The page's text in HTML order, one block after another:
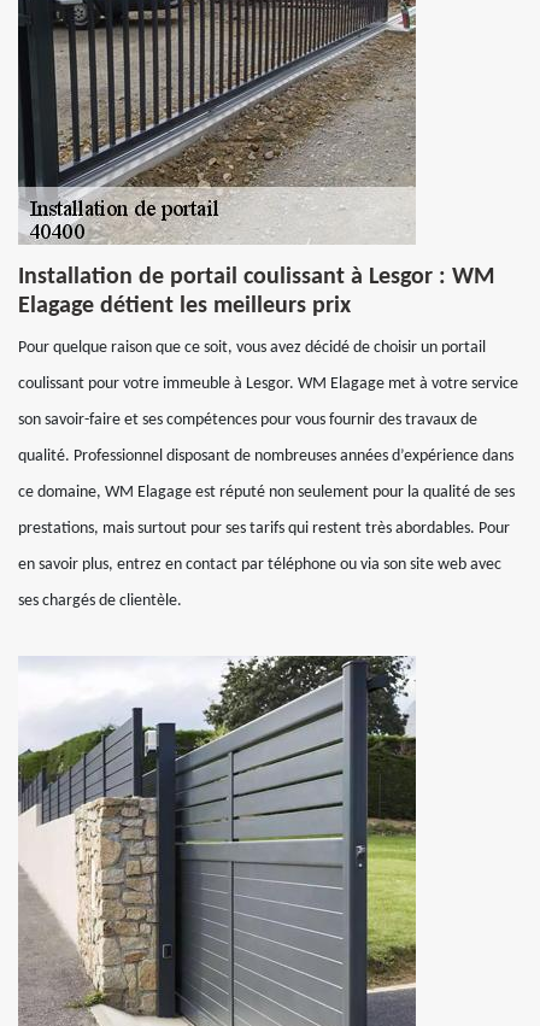
Installation de portail coulissant à Lesgor : WM
Elagage détient les meilleurs prix
Pour quelque raison que ce soit, vous avez décidé de choisir un portail
coulissant pour votre immeuble à Lesgor. WM Elagage met à votre service
son savoir-faire et ses compétences pour vous fournir des travaux de
qualité. Professionnel disposant de nombreuses années d’expérience dans
ce domaine, WM Elagage est réputé non seulement pour la qualité de ses
prestations, mais surtout pour ses tarifs qui restent très abordables. Pour
en savoir plus, entrez en contact par téléphone ou via son site web avec
ses chargés de clientèle.